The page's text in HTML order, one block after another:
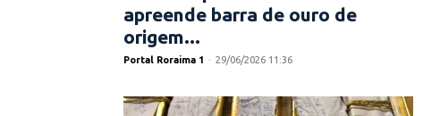
apreende barra de ouro de
origem...
Portal Roraima 1 - 29/06/2026 11:36